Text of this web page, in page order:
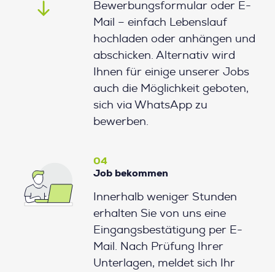
Bewerbungsformular oder E-
Mail – einfach Lebenslauf
hochladen oder anhängen und
abschicken. Alternativ wird
Ihnen für einige unserer Jobs
auch die Möglichkeit geboten,
sich via WhatsApp zu
bewerben.
04
Job bekommen
Innerhalb weniger Stunden
erhalten Sie von uns eine
Eingangsbestätigung per E-
Mail. Nach Prüfung Ihrer
Unterlagen, meldet sich Ihr